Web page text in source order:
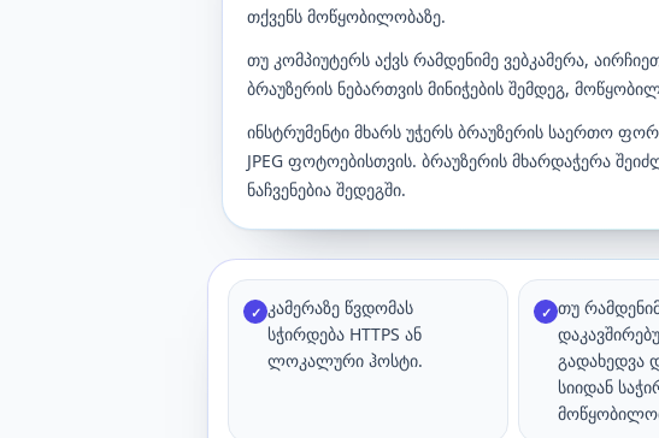
თქვენს მოწყობილობაზე.
თუ კომპიუტერს აქვს რამდენიმე ვებკამერა,
ბრაუზერის ნებართვის მინიჭების შემდეგ,
ინსტრუმენტი მხარს უჭერს ბრაუზერის საერთო
JPEG ფოტოებისთვის. ბრაუზერის მხარდაჭერა
ნაჩვენებია შედეგში.
✓ კამერაზე წვდომას
სჭირდება HTTPS ან
ლოკალური ჰოსტი.
✓ თუ
გადახედვა
სიიდან